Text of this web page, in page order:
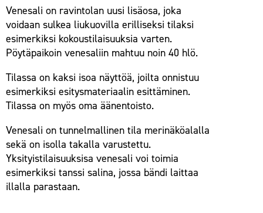
Venesali on ravintolan uusi lisäosa, joka
voidaan sulkea liukuovilla erilliseksi tilaksi
esimerkiksi kokoustilaisuuksia varten.
Pöytäpaikoin venesaliin mahtuu noin 40 hlö.
Tilassa on kaksi isoa näyttöä, joilta onnistuu
esimerkiksi esitysmateriaalin esittäminen.
Tilassa on myös oma äänentoisto.
Venesali on tunnelmallinen tila merinäköalalla
sekä on isolla takalla varustettu.
Yksityistilaisuuksisa venesali voi toimia
esimerkiksi tanssi salina, jossa bändi laittaa
illalla parastaan.